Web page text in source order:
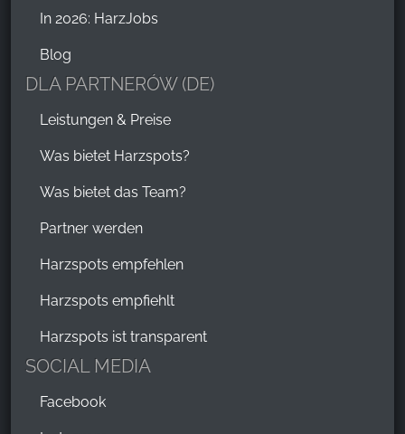
In 2026: HarzJobs
Blog
DLA PARTNERÓW (DE)
Leistungen & Preise
Was bietet Harzspots?
Was bietet das Team?
Partner werden
Harzspots empfehlen
Harzspots empfiehlt
Harzspots ist transparent
SOCIAL MEDIA
Facebook